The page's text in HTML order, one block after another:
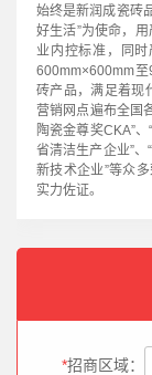
始终是新润成瓷砖
好生活”为使命，
业内控标准，同
600mm×600mm
砖产品，满足着现
营销网点遍布全国
陶瓷金尊奖CKA”
省清洁生产企业”、
新技术企业”等众
实力佐证。
*招商区域：